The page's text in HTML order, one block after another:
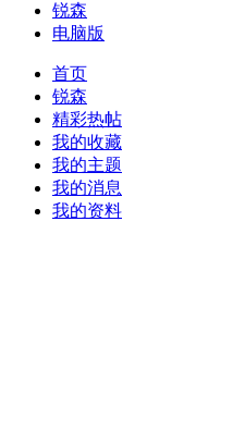
锐森
电脑版
首页
锐森
精彩热帖
我的收藏
我的主题
我的消息
我的资料